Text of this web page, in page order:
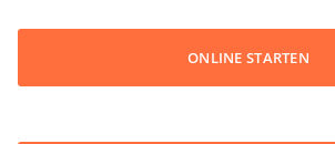
ONLINE STARTEN